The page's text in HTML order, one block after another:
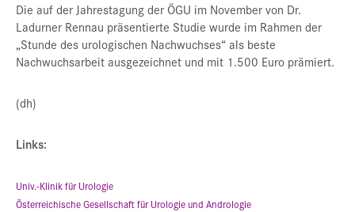
Die auf der Jahrestagung der ÖGU im November von Dr.
Ladurner Rennau präsentierte Studie wurde im Rahmen der
„Stunde des urologischen Nachwuchses“ als beste
Nachwuchsarbeit ausgezeichnet und mit 1.500 Euro prämiert.
(dh)
Links:
Univ.-Klinik für Urologie
Österreichische Gesellschaft für Urologie und Andrologie